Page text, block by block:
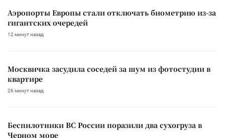
Аэропорты Европы стали отключать биометрию из-за
гигантских очередей
12 минут назад
Москвичка засудила соседей за шум из фотостудии в
квартире
26 минут назад
Беспилотники ВС России поразили два сухогруза в
Черном море